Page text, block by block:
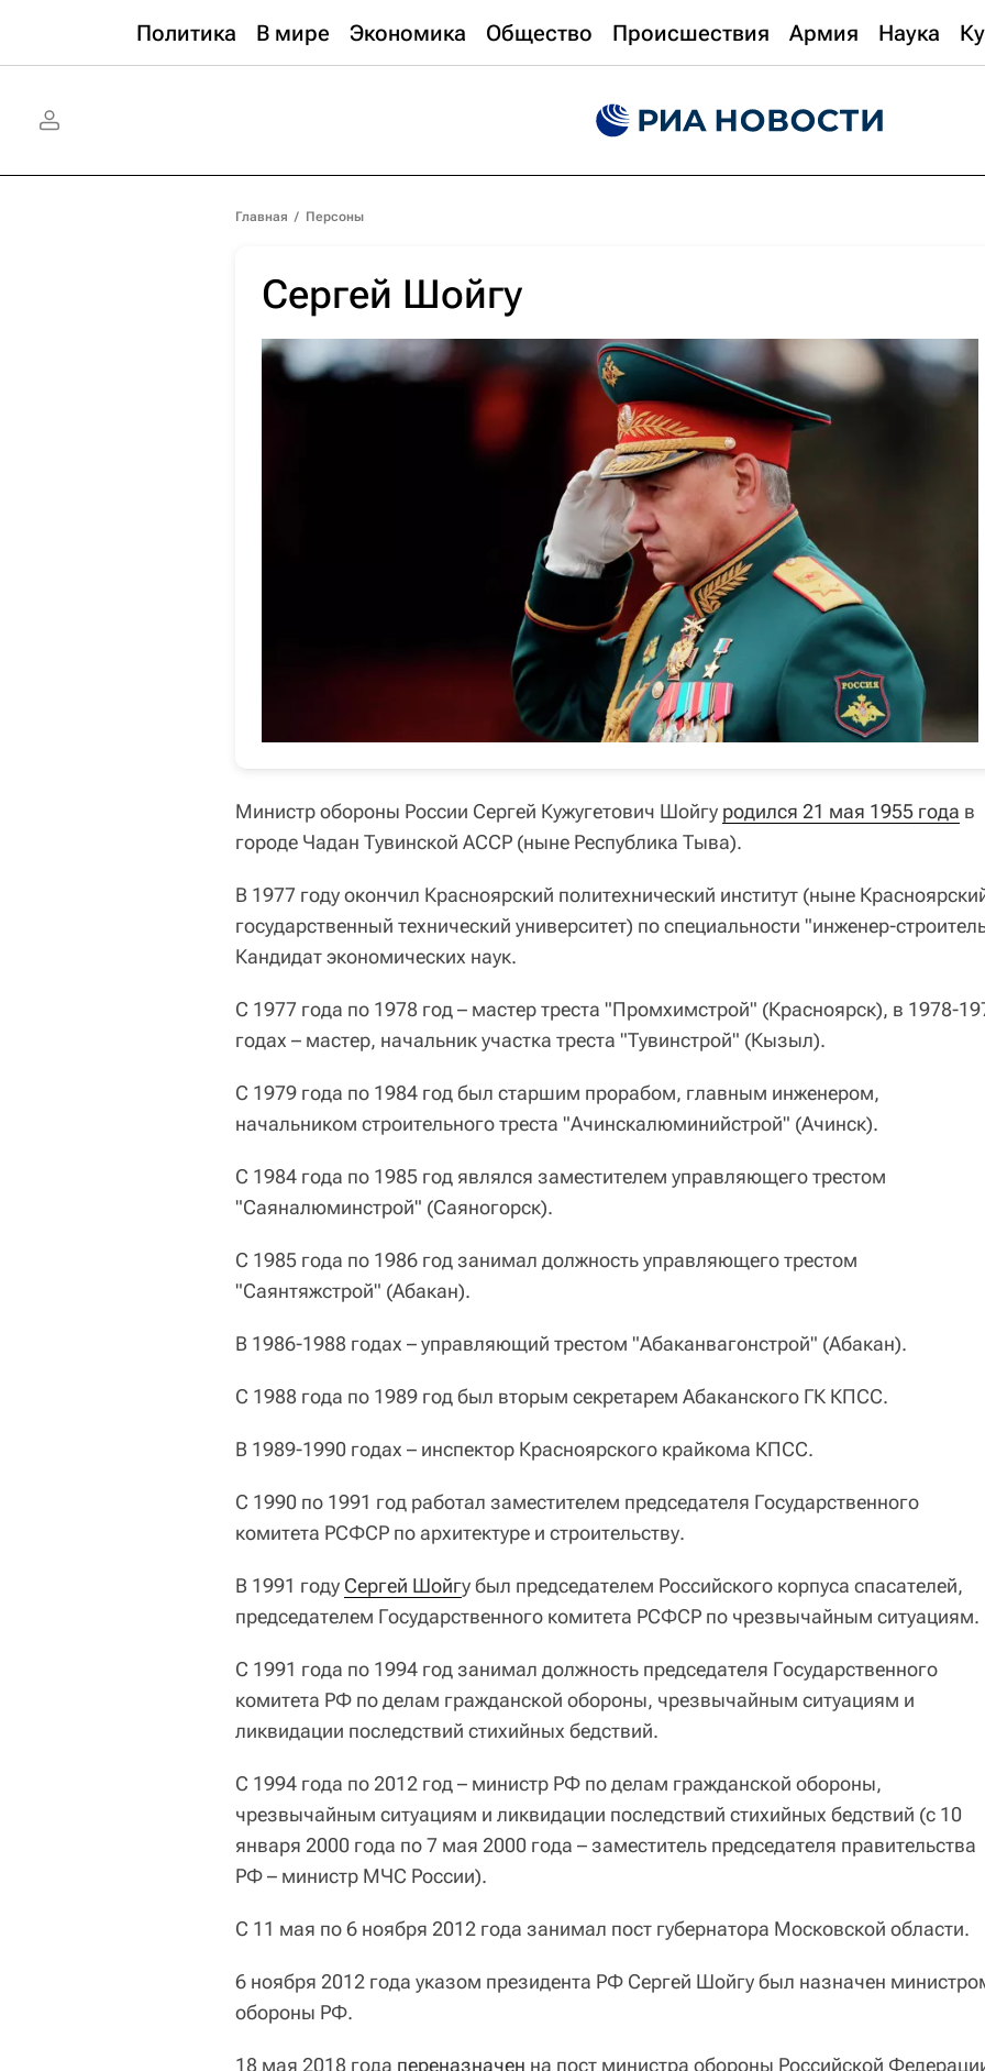
Политика В мире Экономика Общество Происшествия Армия Наука
Главная / Персоны
Сергей Шойгу
Министр обороны России Сергей Кужугетович Шойгу родился 21 мая 1955 года в
городе Чадан Тувинской АССР (ныне Республика Тыва).
В 1977 году окончил Красноярский политехнический институт (ныне
государственный технический университет) по специальности "инженер-
Кандидат экономических наук.
С 1977 года по 1978 год – мастер треста "Промхимстрой" (Красноярск), в 1978-
годах – мастер, начальник участка треста "Тувинстрой" (Кызыл).
С 1979 года по 1984 год был старшим прорабом, главным инженером,
начальником строительного треста "Ачинскалюминийстрой" (Ачинск).
С 1984 года по 1985 год являлся заместителем управляющего трестом
"Саяналюминстрой" (Саяногорск).
С 1985 года по 1986 год занимал должность управляющего трестом
"Саянтяжстрой" (Абакан).
В 1986-1988 годах – управляющий трестом "Абаканвагонстрой" (Абакан).
С 1988 года по 1989 год был вторым секретарем Абаканского ГК КПСС.
В 1989-1990 годах – инспектор Красноярского крайкома КПСС.
С 1990 по 1991 год работал заместителем председателя Государственного
комитета РСФСР по архитектуре и строительству.
В 1991 году Сергей Шойгу был председателем Российского корпуса спасателей,
председателем Государственного комитета РСФСР по чрезвычайным ситуациям.
С 1991 года по 1994 год занимал должность председателя Государственного
комитета РФ по делам гражданской обороны, чрезвычайным ситуациям и
ликвидации последствий стихийных бедствий.
С 1994 года по 2012 год – министр РФ по делам гражданской обороны,
чрезвычайным ситуациям и ликвидации последствий стихийных бедствий (с 10
января 2000 года по 7 мая 2000 года – заместитель председателя правительства
РФ – министр МЧС России).
С 11 мая по 6 ноября 2012 года занимал пост губернатора Московской области.
6 ноября 2012 года указом президента РФ Сергей Шойгу был назначен
обороны РФ.
18 мая 2018 года переназначен на пост министра обороны Российской